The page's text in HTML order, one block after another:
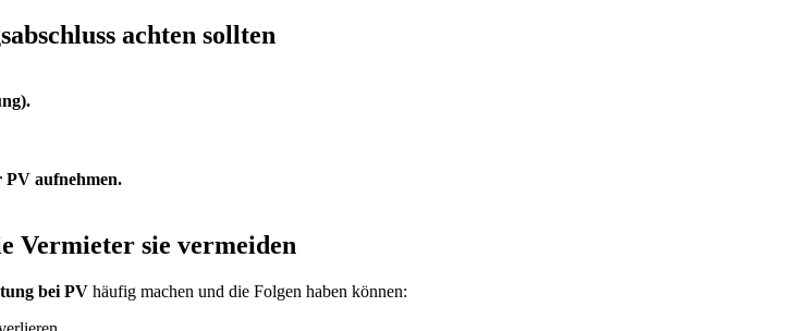
achten sollten
aufnehmen.
Vermieter sie vermeiden
bei PV häufig machen und die Folgen haben können: